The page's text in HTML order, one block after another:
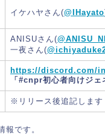
イケハヤさん(@IHayato
ANISUさん(
一夜さん(
https://discord.com/
「#cnpr初心者向けジェ
※リリース後追記します
報です。